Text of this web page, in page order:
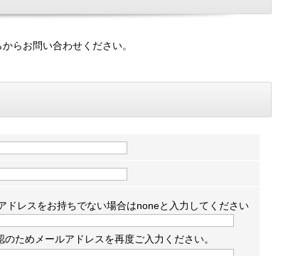
らお問い合わせください。
ドレスをお持ちでない場合はnoneと入力してください
のためメールアドレスを再度ご入力ください。